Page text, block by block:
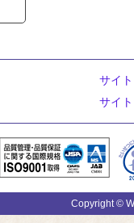
サイ
サイ
Copyright ©